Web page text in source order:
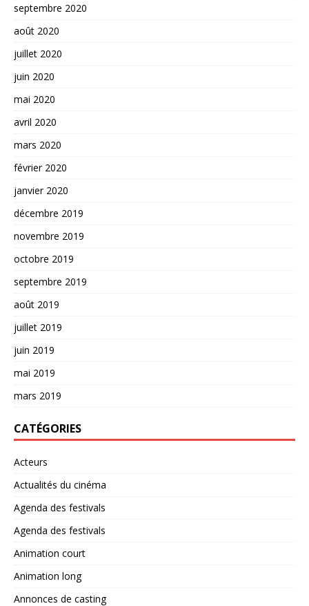
septembre 2020
août 2020
juillet 2020
juin 2020
mai 2020
avril 2020
mars 2020
février 2020
janvier 2020
décembre 2019
novembre 2019
octobre 2019
septembre 2019
août 2019
juillet 2019
juin 2019
mai 2019
mars 2019
CATÉGORIES
Acteurs
Actualités du cinéma
Agenda des festivals
Agenda des festivals
Animation court
Animation long
Annonces de casting